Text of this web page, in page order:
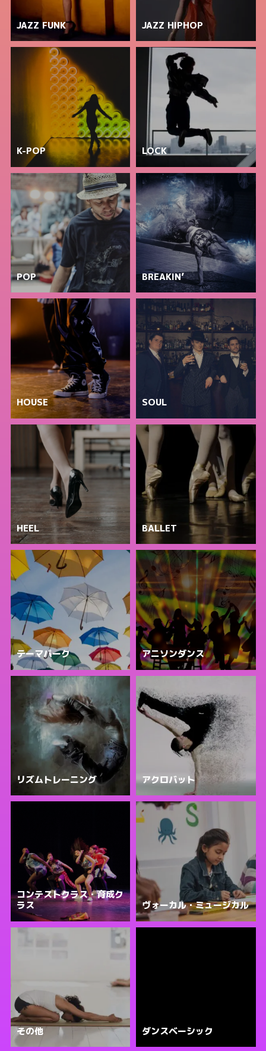
JAZZ FUNK JAZZ HIPHOP
K-POP LOCK
POP BREAKIN’
HOUSE SOUL
HEEL BALLET
テーマパーク アニソンダンス
リズムトレーニング アクロバット
コンテストクラス・育成ク
ラス
ヴォーカル・ミュージカル
その他 ダンスベーシック